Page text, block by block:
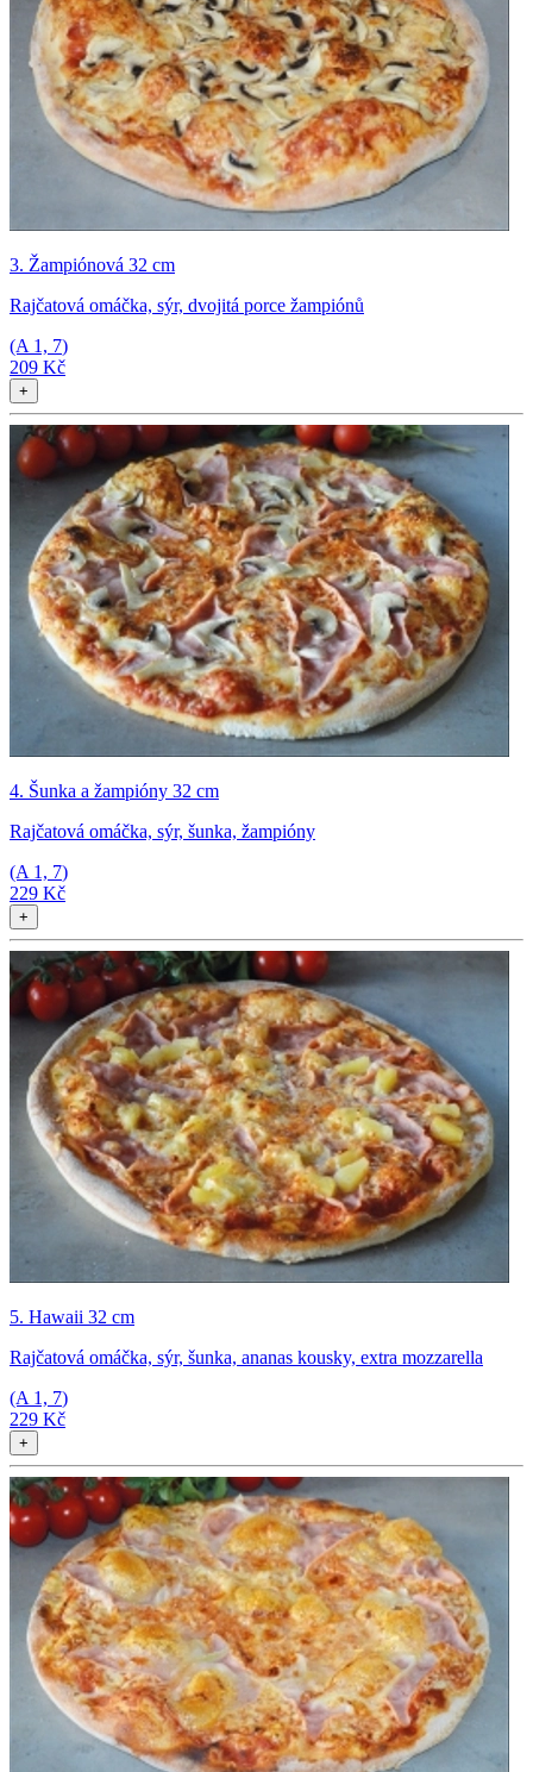
3. Žampiónová 32 cm
Rajčatová omáčka, sýr, dvojitá porce žampiónů
(A 1, 7)
209 Kč
+
4. Šunka a žampióny 32 cm
Rajčatová omáčka, sýr, šunka, žampióny
(A 1, 7)
229 Kč
+
5. Hawaii 32 cm
Rajčatová omáčka, sýr, šunka, ananas kousky, extra mozzarella
(A 1, 7)
229 Kč
+